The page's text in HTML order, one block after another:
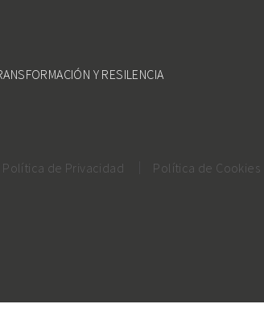
Y RESILENCIA
Política de Privacidad
Política de Cookies